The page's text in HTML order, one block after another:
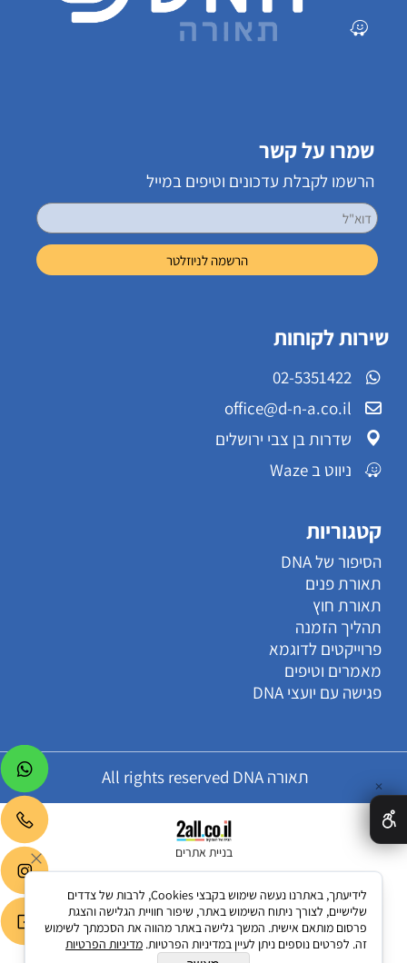
שמרו על קשר
הרשמו לקבלת עדכונים וטיפים במייל
שירות לקוחות
02-5351422
office@d-n-a.co.il
שדרות בן צבי ירושלים
ניווט ב Waze
קטגוריות
הסיפור של DNA
תאורת פנים
תאורת חוץ
תהליך הזמנה
פרוייקטים לדוגמא
מאמרים וטיפים
פגישה עם יועצי DNA
תאורה All rights reserved DNA
בניית אתרים
✕
לידיעתך, באתרנו נעשה שימוש בקבצי Cookies, לרבות של צדדים
שלישיים, לצורך ניתוח השימוש באתר, שיפור חוויית הגלישה והצגת
פרסום מותאם אישית. המשך גלישה באתר מהווה את הסכמתך לשימוש
זה. לפרטים נוספים ניתן לעיין במדיניות הפרטיות. מדיניות הפרטיות